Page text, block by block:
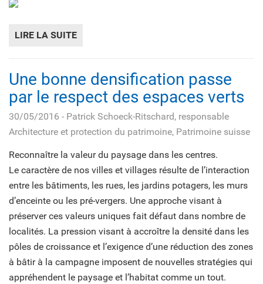
LIRE LA SUITE
Une bonne densification passe
par le respect des espaces verts
30/05/2016 - Patrick Schoeck-Ritschard, responsable
Architecture et protection du patrimoine, Patrimoine suisse
Reconnaître la valeur du paysage dans les centres.
Le caractère de nos villes et villages résulte de l’interaction
entre les bâtiments, les rues, les jardins potagers, les murs
d’enceinte ou les pré-vergers. Une approche visant à
préserver ces valeurs uniques fait défaut dans nombre de
localités. La pression visant à accroître la densité dans les
pôles de croissance et l’exigence d’une réduction des zones
à bâtir à la campagne imposent de nouvelles stratégies qui
appréhendent le paysage et l’habitat comme un tout.